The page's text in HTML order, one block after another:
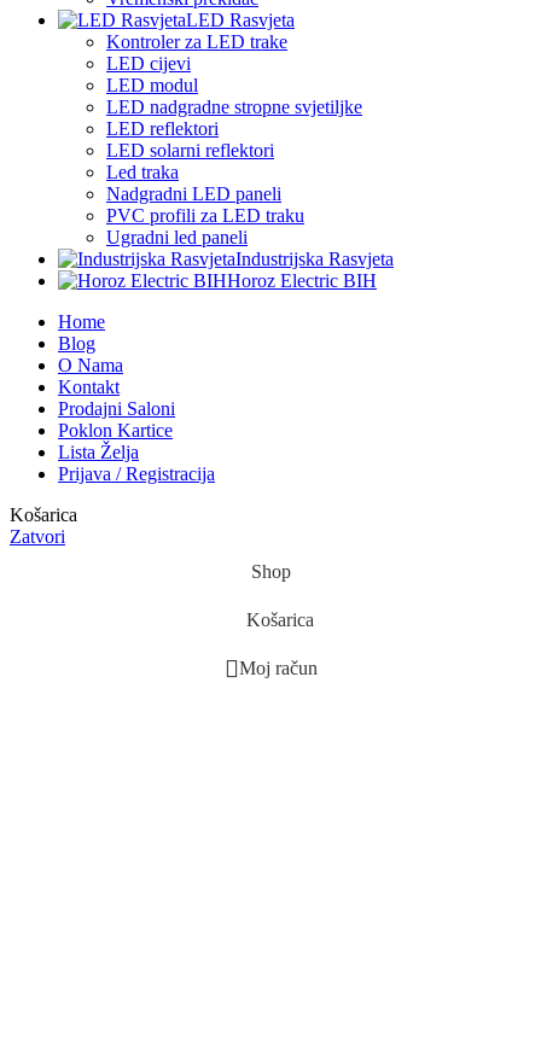
LED Rasvjeta
Kontroler za LED trake
LED cijevi
LED modul
LED nadgradne stropne svjetiljke
LED reflektori
LED solarni reflektori
Led traka
Nadgradni LED paneli
PVC profili za LED traku
Ugradni led paneli
Industrijska Rasvjeta
Horoz Electric BIH
Home
Blog
O Nama
Kontakt
Prodajni Saloni
Poklon Kartice
Lista Želja
Prijava / Registracija
Košarica
Zatvori
Shop
Košarica
Moj račun